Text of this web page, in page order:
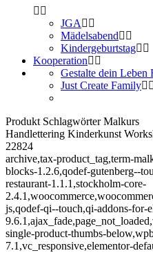
JGA
Mädelsabend
Kindergeburtstag
Kooperation
Gestalte dein Leben
Just Create Family
Produkt Schlagwörter Malkurs
Handlettering Kinderkunst
22824
archive,tax-product_tag,term-
blocks-1.2.6,qodef-gutenberg--
restaurant-1.1.1,stockholm-core-
js,qodef-qi--touch,qi-addons-for-
single-product-thumbs-
7.1,vc_responsive,elementor-